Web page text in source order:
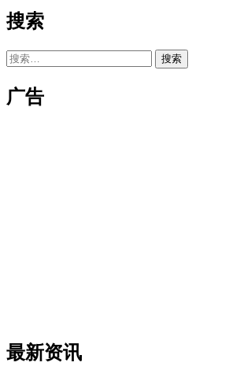
搜索
搜
广告
最新资讯